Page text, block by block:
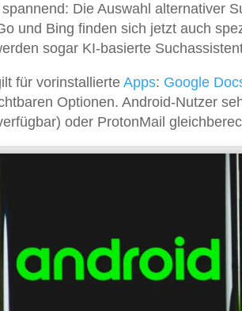
Die Auswahl alternativer
und Bing finden sich jetzt auch
sogar KI-basierte
für vorinstallierte Apps: Google
Optionen. Android-Nutzer
oder ProtonMail